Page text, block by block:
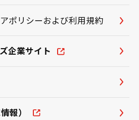
ポリシーおよび利用規約
企業サイト
報）